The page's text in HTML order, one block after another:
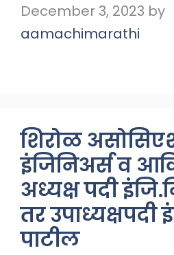
December 3, 2023 by
aamachimarathi
शिरोळ
इंजिनिअर्स व
अध्यक्ष पदी
तर उपाध्यक्षपदी
पाटील